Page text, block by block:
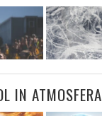
IN ATMOSFERA